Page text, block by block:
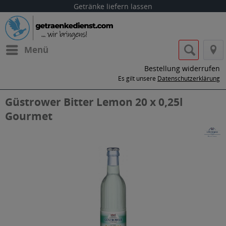
Getränke liefern lassen
Menü
Bestellung widerrufen
Es gilt unsere Datenschutzerklärung
Güstrower Bitter Lemon 20 x 0,25l
Gourmet